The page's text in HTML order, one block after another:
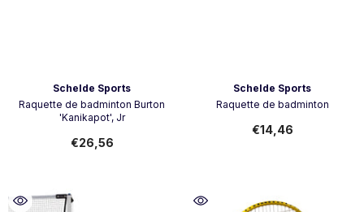
Schelde Sports
Raquette de badminton Burton
'Kanikapot', Jr
€26,56
Schelde Sports
Raquette de badminton
€14,46